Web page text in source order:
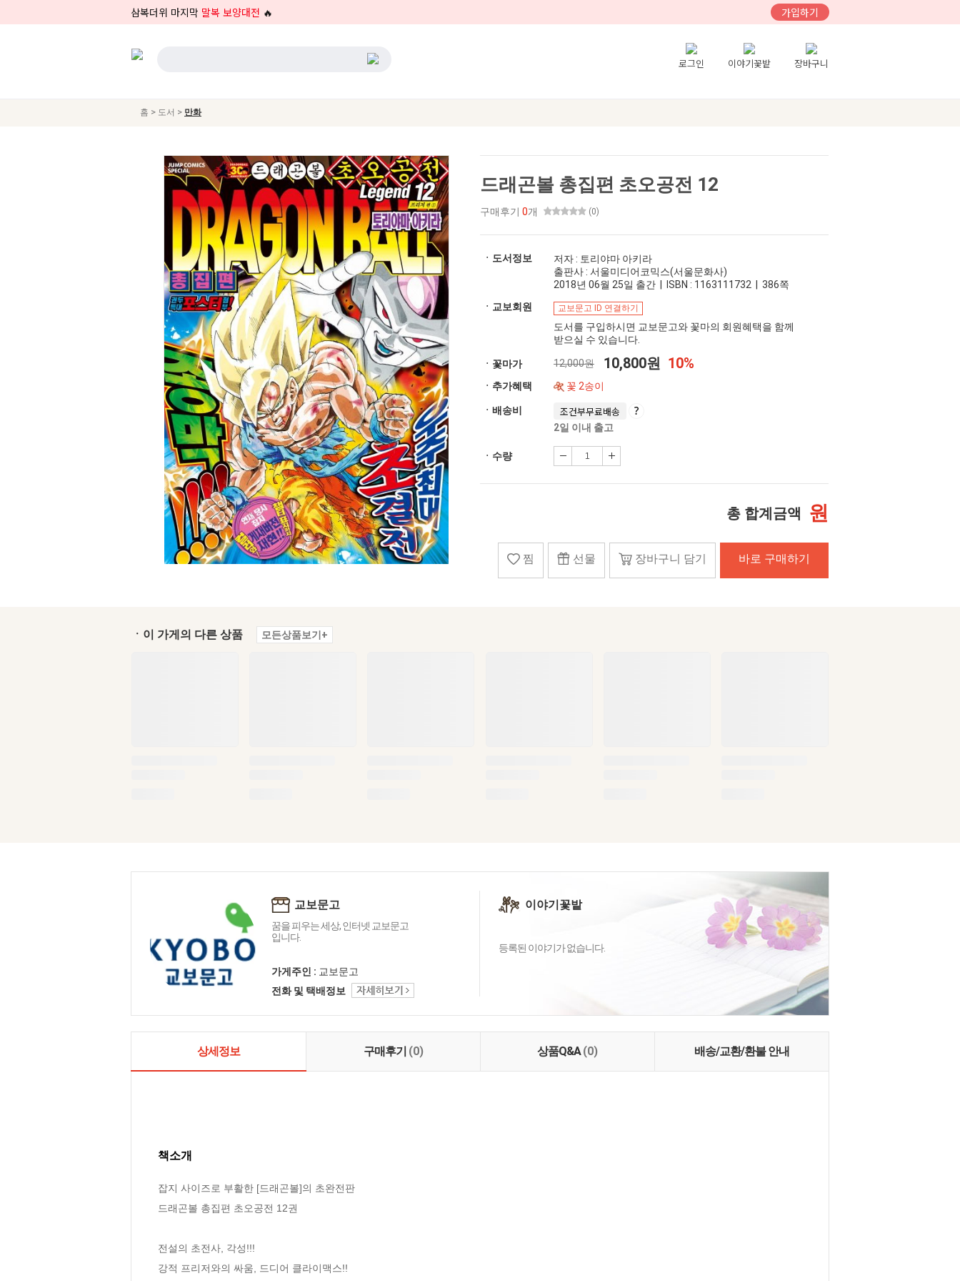
삼복더위 마지막 말복 보양대전 🔥 가입하기
로그인 이야기꽃밭 장바구니
홈 > 도서 > 만화
드래곤볼 총집편 초오공전 12
구매후기 0개 (0)
ㆍ도서정보
저자 : 토리야마 아키라
출판사 : 서울미디어코믹스(서울문화사)
2018년 06월 25일 출간 | ISBN : 1163111732 | 386쪽
ㆍ교보회원
교보문고 ID 연결하기
도서를 구입하시면 교보문고와 꽃마의 회원혜택을 함께
받으실 수 있습니다.
ㆍ꽃마가 12,000원 10,800원 10%
ㆍ추가혜택 꽃 2송이
ㆍ배송비 조건부무료배송
2일 이내 출고
ㆍ수량
총 합계금액 원
찜 선물 장바구니 담기 바로 구매하기
ㆍ이 가게의 다른 상품 모든상품보기+
교보문고
꿈을 피우는 세상, 인터넷 교보문고
입니다.
가게주인 : 교보문고
전화 및 택배정보
이야기꽃밭
등록된 이야기가 없습니다.
상세정보 구매후기 (0) 상품Q&A(0) 배송/교환/환불 안내
책소개
잡지 사이즈로 부활한 [드래곤볼]의 초완전판
드래곤볼 총집편 초오공전 12권
전설의 초전사, 각성!!!
강적 프리저와의 싸움, 드디어 클라이맥스!!